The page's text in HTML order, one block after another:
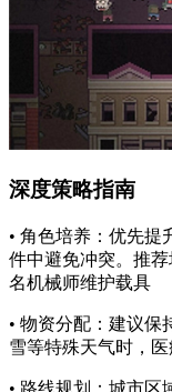
深度策略指南
• 角色培养：优先提
件中避免冲突。推
名机械师维护载具
• 物资分配：建议保
雪等特殊天气时，
• 路线规划：城市区